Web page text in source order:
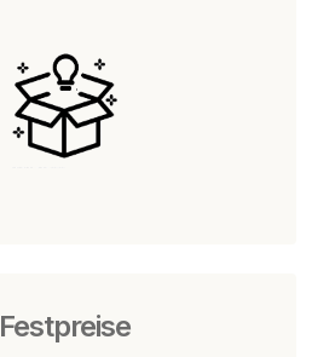
Festpreise